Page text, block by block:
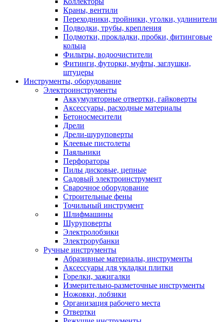
Краны, вентили
Переходники, тройники, уголки, удлинители
Подводки, трубы, крепления
Подмотки, прокладки, пробки, фитинговые
кольца
Фильтры, водоочистители
Фитинги, футорки, муфты, заглушки,
штуцеры
Инструменты, оборудование
Электроинструменты
Аккумуляторные отвертки, гайковерты
Аксессуары, расходные материалы
Бетоносмесители
Дрели
Дрели-шуруповерты
Клеевые пистолеты
Паяльники
Перфораторы
Пилы дисковые, цепные
Садовый электроинструмент
Сварочное оборудование
Строительные фены
Точильный инструмент
Шлифмашины
Шуруповерты
Электролобзики
Электрорубанки
Ручные инструменты
Абразивные материалы, инструменты
Аксессуары для укладки плитки
Горелки, зажигалки
Измерительно-разметочные инструменты
Ножовки, лобзики
Организация рабочего места
Отвертки